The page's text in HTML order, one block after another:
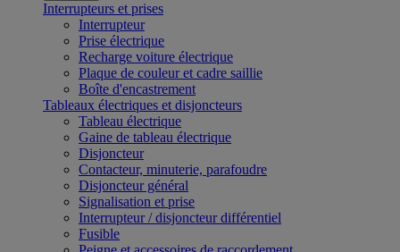
Interrupteurs et prises
Interrupteur
Prise électrique
Recharge voiture électrique
Plaque de couleur et cadre saillie
Boîte d'encastrement
Tableaux électriques et disjoncteurs
Tableau électrique
Gaine de tableau électrique
Disjoncteur
Contacteur, minuterie, parafoudre
Disjoncteur général
Signalisation et prise
Interrupteur / disjoncteur différentiel
Fusible